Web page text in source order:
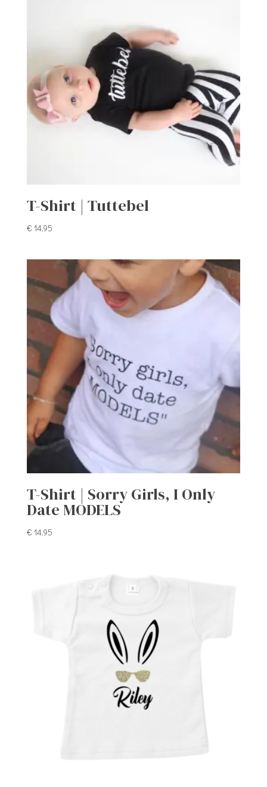
T-Shirt | Tuttebel
€ 14,95
T-Shirt | Sorry Girls, I Only
Date MODELS
€ 14,95